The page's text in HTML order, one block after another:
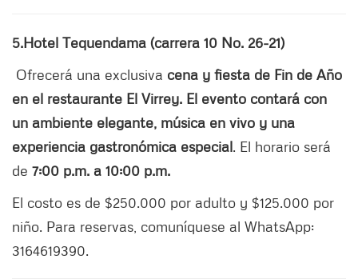
5.Hotel Tequendama (carrera 10 No. 26-21)
Ofrecerá una exclusiva cena y fiesta de Fin de Año
en el restaurante El Virrey. El evento contará con
un ambiente elegante, música en vivo y una
experiencia gastronómica especial. El horario será
de 7:00 p.m. a 10:00 p.m.
El costo es de $250.000 por adulto y $125.000 por
niño. Para reservas, comuníquese al WhatsApp:
3164619390.